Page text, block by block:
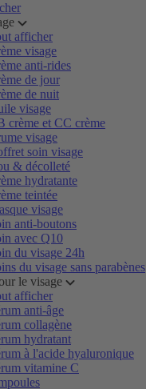
afficher
visage
anti-rides
de jour
de nuit
visage
crème et CC crème
visage
soin visage
& décolleté
hydratante
teintée
visage
anti-boutons
avec Q10
du visage 24h
du visage sans parabènes
le visage
afficher
anti-âge
collagène
hydratant
à l'acide hyaluronique
vitamine C